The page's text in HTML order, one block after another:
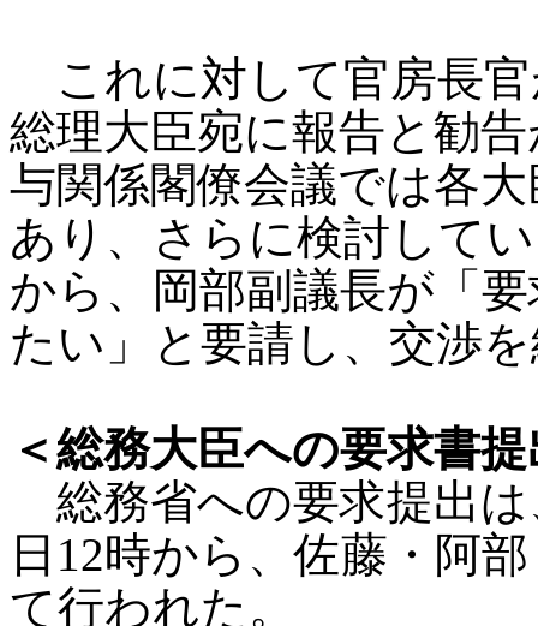
これに対して官房長
総理大臣宛に報告と勧
与関係閣僚会議では各
あり、さらに検討して
から、岡部副議長が「
たい」と要請し、交渉
＜総務大臣への要求書
総務省への要求提出は
日12時から、佐藤・阿
て行われた。